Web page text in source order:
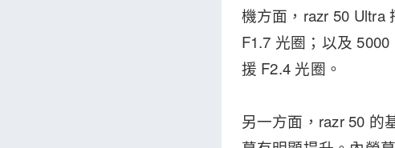
機方面，razr 50 Ultra
F1.7 光圈；以及
援 F2.4 光圈。
另一方面，razr 50 的